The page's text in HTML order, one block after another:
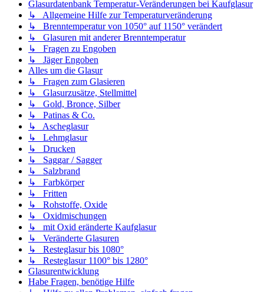
Glasurdatenbank Temperatur-Veränderungen bei Kaufglasur
↳ Allgemeine Hilfe zur Temperaturveränderung
↳ Brenntemperatur von 1050° auf 1150° verändert
↳ Glasuren mit anderer Brenntemperatur
↳ Fragen zu Engoben
↳ Jäger Engoben
Alles um die Glasur
↳ Fragen zum Glasieren
↳ Glasurzusätze, Stellmittel
↳ Gold, Bronce, Silber
↳ Patinas & Co.
↳ Ascheglasur
↳ Lehmglasur
↳ Drucken
↳ Saggar / Sagger
↳ Salzbrand
↳ Farbkörper
↳ Fritten
↳ Rohstoffe, Oxide
↳ Oxidmischungen
↳ mit Oxid eränderte Kaufglasur
↳ Veränderte Glasuren
↳ Resteglasur bis 1080°
↳ Resteglasur 1100° bis 1280°
Glasurentwicklung
Habe Fragen, benötige Hilfe